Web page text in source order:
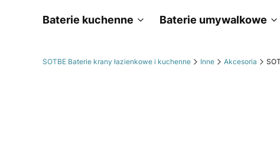
Baterie kuchenne Baterie umywalkowe
SOTBE Baterie krany łazienkowe i kuchenne Inne Akcesoria